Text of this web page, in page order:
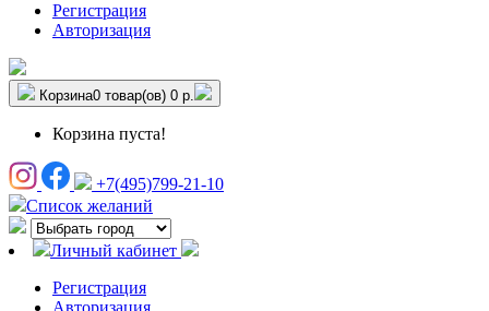
Регистрация
Авторизация
Корзина0 товар(ов) 0 р.
Корзина пуста!
+7(495)799-21-10
Список желаний
Личный кабинет
Регистрация
Авторизация